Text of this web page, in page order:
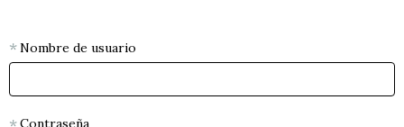
Nombre de usuario
Contraseña